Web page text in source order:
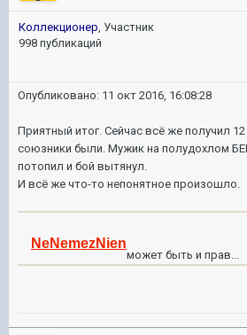
Коллекционер, Участник
998 публикаций
Опубликовано: 11 окт 2016, 16:08:28
Приятный итог. Сейчас всё же получил
союзники были. Мужик на полудохлом
потопил и бой вытянул.
И всё же что-то непонятное произошло.
NeNemezNien
может быть и прав...